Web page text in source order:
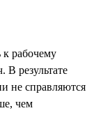
к рабочему
В результате
не справляются
чем